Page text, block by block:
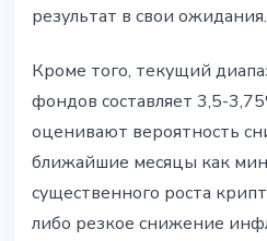
результат в свои ожидания.
Кроме того, текущий
фондов составляет 3,5-
оценивают вероятность
ближайшие месяцы как
существенного роста
либо резкое снижение